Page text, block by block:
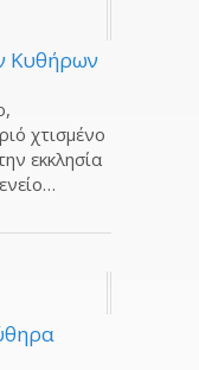
Κυθήρων
χτισμένο
εκκλησία